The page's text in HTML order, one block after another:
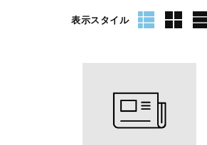
表示スタイル